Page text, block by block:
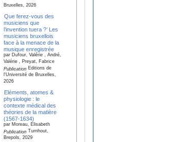
Bruxelles, 2026
Que ferez-vous des
musiciens que
l’invention tuera ?’ Les
musiciens bruxellois
face à la menace de la
musique enregistrée
par Dufour, Valérie , André,
Valérie , Preyat, Fabrice
PublicationEditions de
l'Université de Bruxelles,
2026
Eléments, atomes &
physiologie : le
contexte médical des
théories de la matière
(1567-1634)
par Moreau, Elisabeth
PublicationTurnhout,
Brepols, 2029